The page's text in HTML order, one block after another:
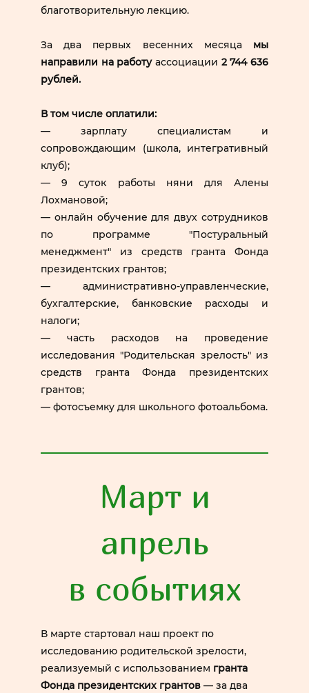
благотворительную лекцию.
За два первых весенних месяца мы
направили на работуассоциации 2 744 636
рублей.
В том числе оплатили:
— зарплату специалистам и
сопровождающим (школа, интегративный
клуб);
— 9 суток работы няни для Алены
Лохмановой;
— онлайн обучение для двух сотрудников
по программе "Постуральный
менеджмент" из средств гранта Фонда
президентских грантов;
— административно-управленческие,
бухгалтерские, банковские расходы и
налоги;
— часть расходов на проведение
исследования "Родительская зрелость" из
средств гранта Фонда президентских
грантов;
— фотосъемку для школьного фотоальбома.
Март и
апрель
в событиях
В марте стартовал наш проект по
исследованию родительской зрелости,
реализуемый с использованием гранта
Фонда президентских грантов — за два